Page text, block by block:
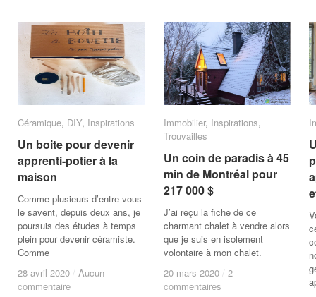
Céramique, DIY, Inspirations
Un boite pour devenir
apprenti-potier à la
maison
Comme plusieurs d’entre vous
le savent, depuis deux ans, je
poursuis des études à temps
plein pour devenir céramiste.
Comme
28 avril 2020 / Aucun
commentaire
Céramique DIY Inspirations
Un boite pour devenir
apprenti-potier à la
maison
28 avril 2020 / Aucun
commentaire
Immobilier, Inspirations,
Trouvailles
Un coin de paradis à 45
min de Montréal pour
217 000 $
J’ai reçu la fiche de ce
charmant chalet à vendre alors
que je suis en isolement
volontaire à mon chalet.
20 mars 2020 / 2
commentaires
Immobilier Inspirations
Trouvailles
Un coin de paradis à 45
min de Montréal pour
217 000 $
20 mars 2020 / 2
commentaires